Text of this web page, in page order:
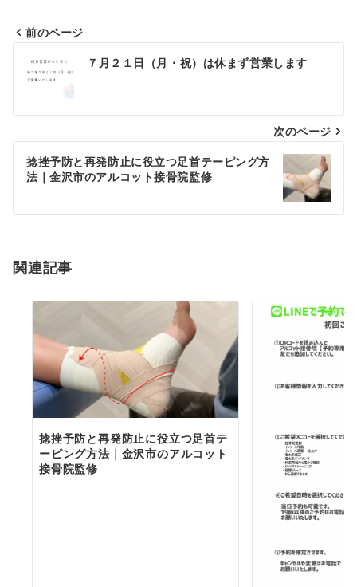
ビ
シ
前のページ
７月２１日（月・祝）は休まず営業します
次のページ
捻挫予防と再発防止に役立つ足首テーピング方
法｜金沢市のアルコット接骨院監修
関連記事
捻挫予防と再発防止に役立つ足首テ
ーピング方法｜金沢市のアルコット
接骨院監修